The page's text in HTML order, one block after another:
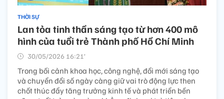
THỜI SỰ
Lan tỏa tinh thần sáng tạo từ hơn 400 mô
hình của tuổi trẻ Thành phố Hồ Chí Minh
30/05/2026 16:21’
Trong bối cảnh khoa học, công nghệ, đổi mới sáng tạo
và chuyển đổi số ngày càng giữ vai trò động lực then
chốt thúc đẩy tăng trưởng kinh tế và phát triển bền